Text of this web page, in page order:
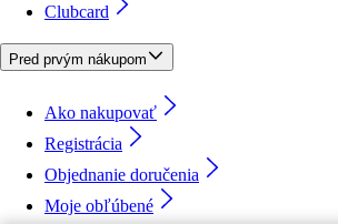
Clubcard
Pred prvým nákupom
Ako nakupovať
Registrácia
Objednanie doručenia
Moje obľúbené